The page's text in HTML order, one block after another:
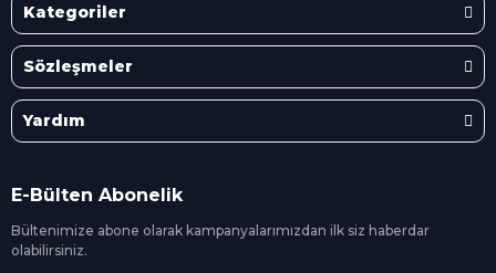
Kategoriler
Sözleşmeler
Yardım
E-Bülten Abonelik
Bültenimize abone olarak kampanyalarımızdan ilk siz haberdar
olabilirsiniz.